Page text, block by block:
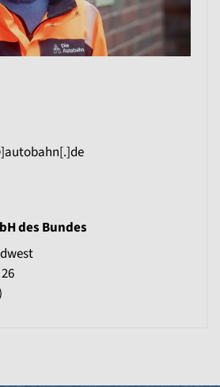
des Bundes